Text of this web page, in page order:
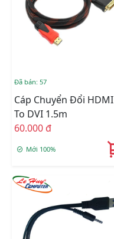
Đã bán: 57
Cáp Chuyển Đổi HDMI
To DVI 1.5m
60.000 đ
Mới 100%